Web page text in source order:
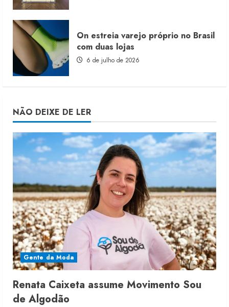
On estreia varejo próprio no Brasil
com duas lojas
6 de julho de 2026
NÃO DEIXE DE LER
Gente da Moda
Renata Caixeta assume Movimento Sou
de Algodão